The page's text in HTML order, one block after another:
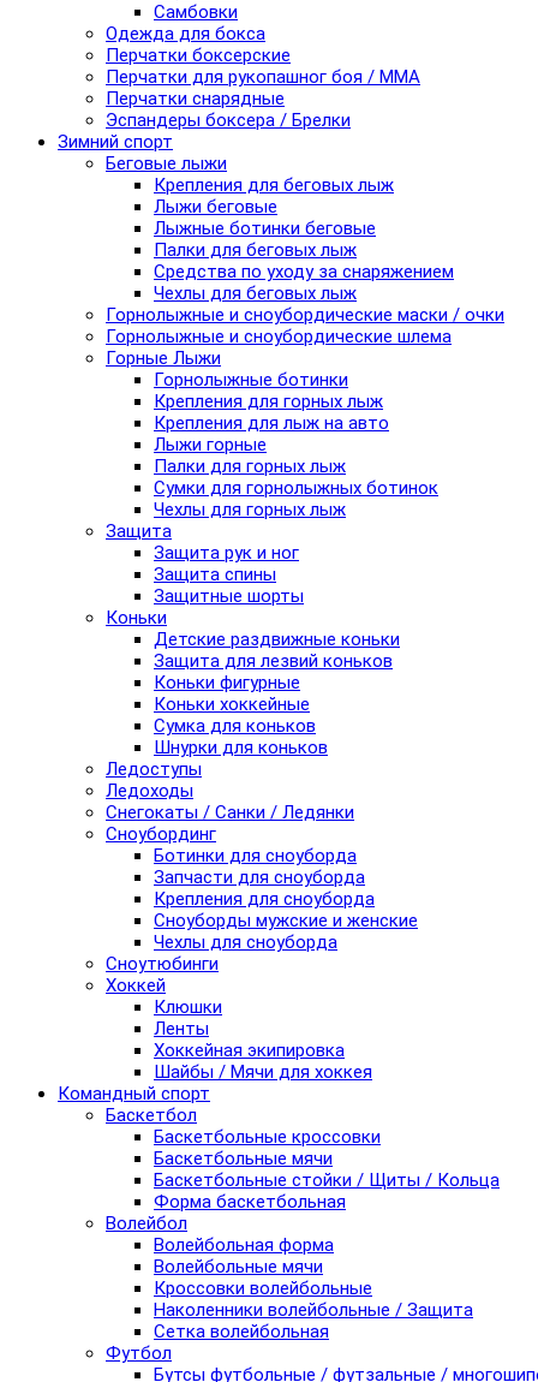
Самбовки
Одежда для бокса
Перчатки боксерские
Перчатки для рукопашног боя / ММА
Перчатки снарядные
Эспандеры боксера / Брелки
Зимний спорт
Беговые лыжи
Крепления для беговых лыж
Лыжи беговые
Лыжные ботинки беговые
Палки для беговых лыж
Средства по уходу за снаряжением
Чехлы для беговых лыж
Горнолыжные и сноубордические маски / очки
Горнолыжные и сноубордические шлема
Горные Лыжи
Горнолыжные ботинки
Крепления для горных лыж
Крепления для лыж на авто
Лыжи горные
Палки для горных лыж
Сумки для горнолыжных ботинок
Чехлы для горных лыж
Защита
Защита рук и ног
Защита спины
Защитные шорты
Коньки
Детские раздвижные коньки
Защита для лезвий коньков
Коньки фигурные
Коньки хоккейные
Сумка для коньков
Шнурки для коньков
Ледоступы
Ледоходы
Снегокаты / Санки / Ледянки
Сноубординг
Ботинки для сноуборда
Запчасти для сноуборда
Крепления для сноуборда
Сноуборды мужские и женские
Чехлы для сноуборда
Сноутюбинги
Хоккей
Клюшки
Ленты
Хоккейная экипировка
Шайбы / Мячи для хоккея
Командный спорт
Баскетбол
Баскетбольные кроссовки
Баскетбольные мячи
Баскетбольные стойки / Щиты / Кольца
Форма баскетбольная
Волейбол
Волейбольная форма
Волейбольные мячи
Кроссовки волейбольные
Наколенники волейбольные / Защита
Сетка волейбольная
Футбол
Бутсы футбольные / футзальные /